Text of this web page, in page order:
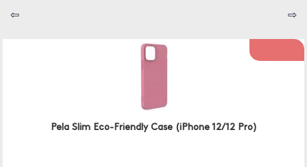
⇦ ⇨
Pela Slim Eco-Friendly Case (iPhone 12/12 Pro)